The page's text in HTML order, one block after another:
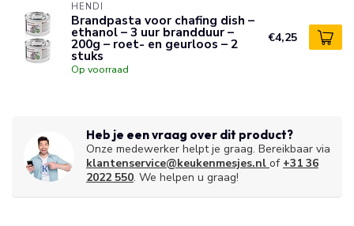
HENDI
Brandpasta voor chafing dish –
ethanol – 3 uur brandduur –
200g – roet- en geurloos – 2
stuks
Op voorraad
€4,25
Heb je een vraag over dit product?
Onze medewerker helpt je graag. Bereikbaar via
klantenservice@keukenmesjes.nl of +31 36
2022 550. We helpen u graag!